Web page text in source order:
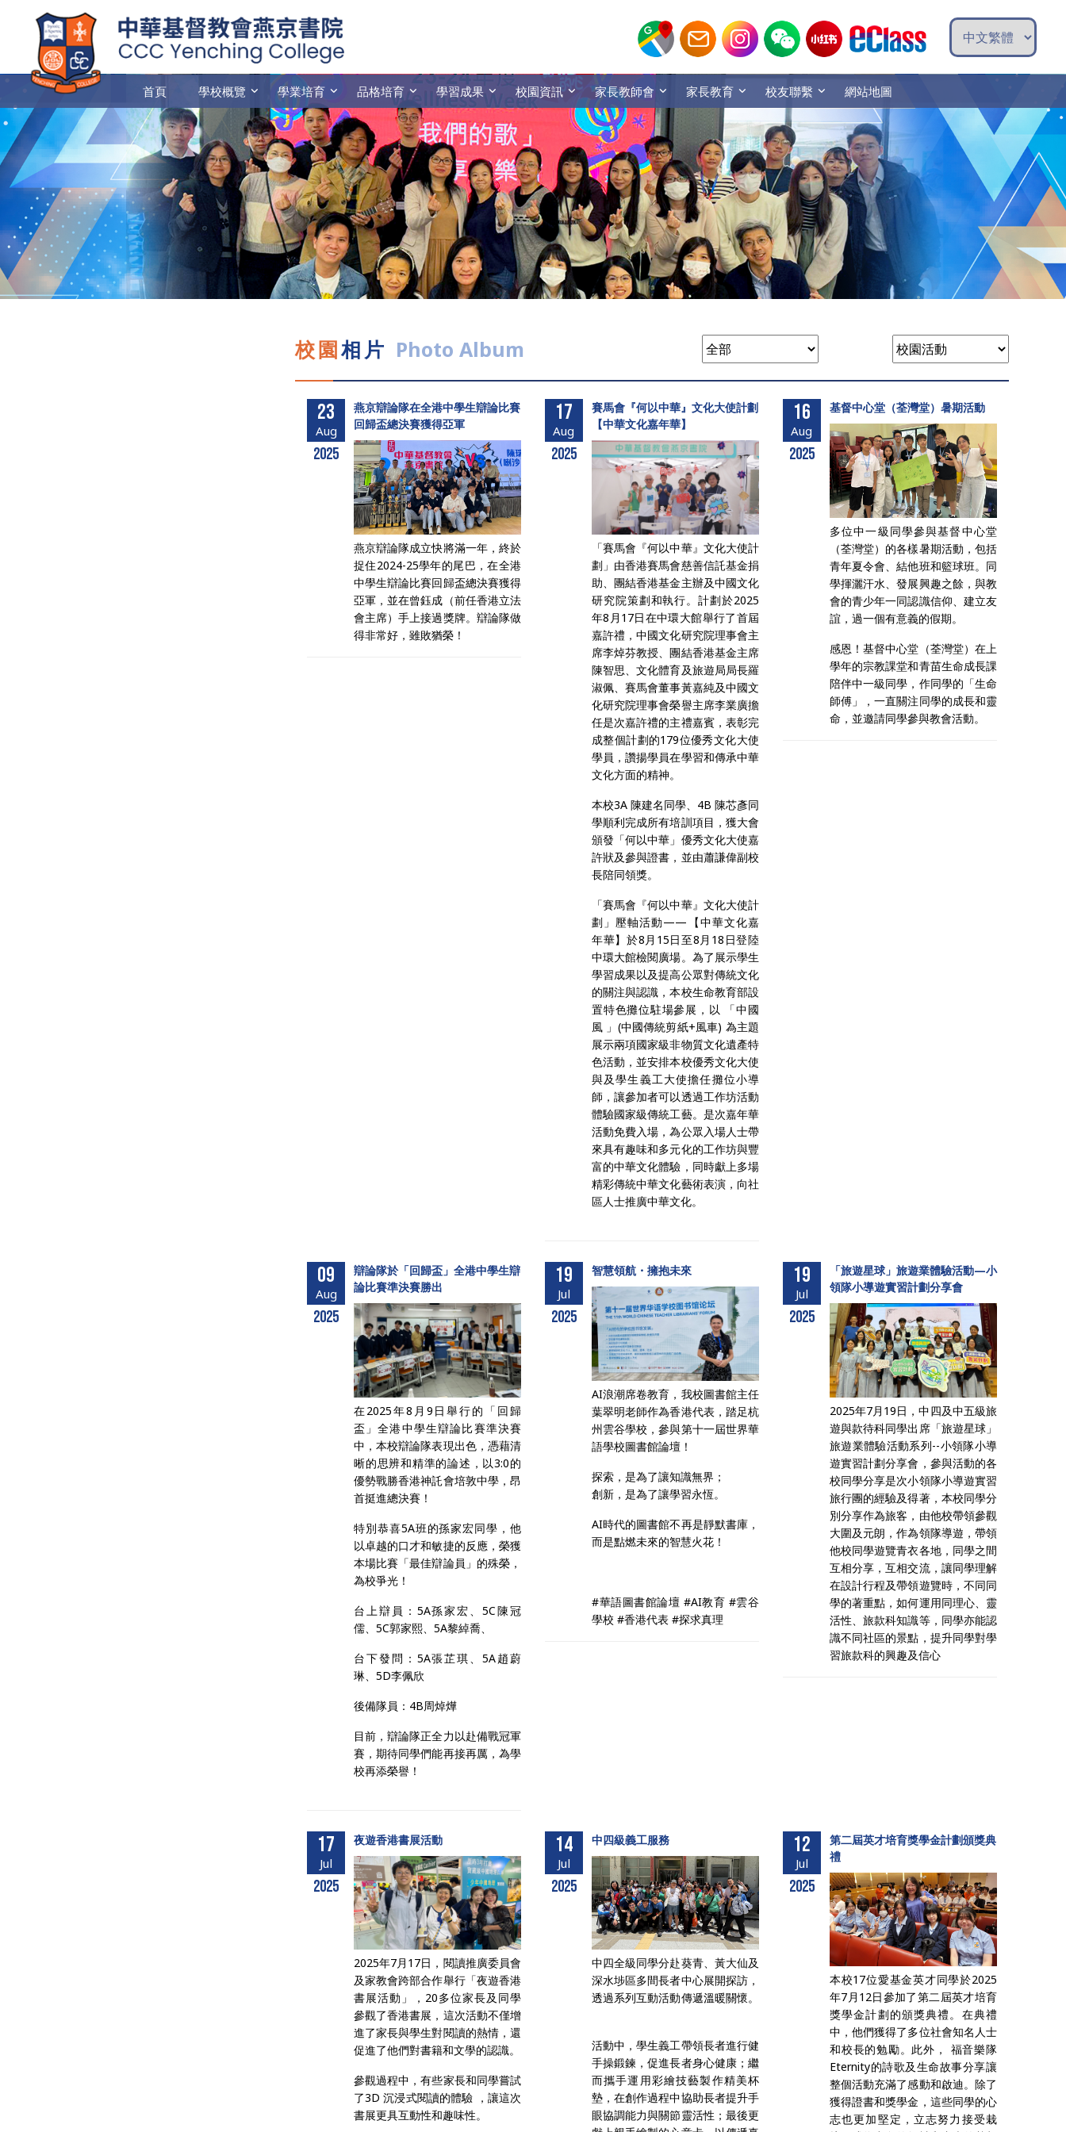
首頁 學校概覽 學業培育 品格培育 學習成果 校園資訊 家長教師會 家長教育 校友聯繫 網站地圖
校園相片 Photo Album
23
Aug
2025
燕京辯論隊在全港中學生辯論比賽
回歸盃總決賽獲得亞軍
燕京辯論隊成立快將滿一年，終於
捉住2024-25學年的尾巴，在全港
中學生辯論比賽回歸盃總決賽獲得
亞軍，並在曾鈺成（前任香港立法
會主席）手上接過獎牌。辯論隊做
得非常好，雖敗猶榮！
17
Aug
2025
賽馬會『何以中華』文化大使計劃
【中華文化嘉年華】
「賽馬會『何以中華』文化大使計
劃」由香港賽馬會慈善信託基金捐
助、團結香港基金主辦及中國文化
研究院策劃和執行。計劃於2025
年8月17日在中環大館舉行了首屆
嘉許禮，中國文化研究院理事會主
席李焯芬教授、團結香港基金主席
陳智思、文化體育及旅遊局局長羅
淑佩、賽馬會董事黃嘉純及中國文
化研究院理事會榮譽主席李業廣擔
任是次嘉許禮的主禮嘉賓，表彰完
成整個計劃的179位優秀文化大使
學員，讚揚學員在學習和傳承中華
文化方面的精神。
本校3A 陳建名同學、4B 陳芯彥同
學順利完成所有培訓項目，獲大會
頒發「何以中華」優秀文化大使嘉
許狀及參與證書，並由蕭謙偉副校
長陪同領獎。
「賽馬會『何以中華』文化大使計
劃」壓軸活動——【中華文化嘉
年華】於8月15日至8月18日登陸
中環大館檢閱廣場。為了展示學生
學習成果以及提高公眾對傳統文化
的關注與認識，本校生命教育部設
置特色攤位駐場參展，以 「中國
風 」(中國傳統剪紙+風車) 為主題
展示兩項國家級非物質文化遺產特
色活動，並安排本校優秀文化大使
與及學生義工大使擔任攤位小導
師，讓參加者可以透過工作坊活動
體驗國家級傳統工藝。是次嘉年華
活動免費入場，為公眾入場人士帶
來具有趣味和多元化的工作坊與豐
富的中華文化體驗，同時獻上多場
精彩傳統中華文化藝術表演，向社
區人士推廣中華文化。
16
Aug
2025
基督中心堂（荃灣堂）暑期活動
多位中一級同學參與基督中心堂
（荃灣堂）的各樣暑期活動，包括
青年夏令會、結他班和籃球班。同
學揮灑汗水、發展興趣之餘，與教
會的青少年一同認識信仰、建立友
誼，過一個有意義的假期。
感恩！基督中心堂（荃灣堂）在上
學年的宗教課堂和青苗生命成長課
陪伴中一級同學，作同學的「生命
師傅」，一直關注同學的成長和靈
命，並邀請同學參與教會活動。
09
Aug
2025
辯論隊於「回歸盃」全港中學生辯
論比賽準決賽勝出
在2025年8月9日舉行的「回歸
盃」全港中學生辯論比賽準決賽
中，本校辯論隊表現出色，憑藉清
晰的思辨和精準的論述，以3:0的
優勢戰勝香港神託會培敦中學，昂
首挺進總決賽！
特別恭喜5A班的孫家宏同學，他
以卓越的口才和敏捷的反應，榮獲
本場比賽「最佳辯論員」的殊榮，
為校爭光！
台上辯員：5A孫家宏、5C陳冠
儒、5C郭家熙、5A黎綽喬、
台下發問：5A張芷琪、5A趙蔚
琳、5D李佩欣
後備隊員：4B周焯燁
目前，辯論隊正全力以赴備戰冠軍
賽，期待同學們能再接再厲，為學
校再添榮譽！
19
Jul
2025
智慧領航・擁抱未來
AI浪潮席卷教育，我校圖書館主任
葉翠明老師作為香港代表，踏足杭
州雲谷學校，參與第十一屆世界華
語學校圖書館論壇！
探索，是為了讓知識無界；
創新，是為了讓學習永恆。
AI時代的圖書館不再是靜默書庫，
而是點燃未來的智慧火花！
#華語圖書館論壇 #AI教育 #雲谷
學校 #香港代表 #探求真理
19
Jul
2025
「旅遊星球」旅遊業體驗活動—小
領隊小導遊實習計劃分享會
2025年7月19日，中四及中五級旅
遊與款待科同學出席「旅遊星球」
旅遊業體驗活動系列--小領隊小導
遊實習計劃分享會，參與活動的各
校同學分享是次小領隊小導遊實習
旅行團的經驗及得著，本校同學分
別分享作為旅客，由他校帶領參觀
大圍及元朗，作為領隊導遊，帶領
他校同學遊覽青衣各地，同學之間
互相分享，互相交流，讓同學理解
在設計行程及帶領遊覽時，不同同
學的著重點，如何運用同理心、靈
活性、旅款科知識等，同學亦能認
識不同社區的景點，提升同學對學
習旅款科的興趣及信心
17
Jul
2025
夜遊香港書展活動
2025年7月17日，閱讀推廣委員會
及家教會跨部合作舉行「夜遊香港
書展活動」，20多位家長及同學
參觀了香港書展，這次活動不僅增
進了家長與學生對閱讀的熱情，還
促進了他們對書籍和文學的認識。
參觀過程中，有些家長和同學嘗試
了3D 沉浸式閱讀的體驗 ，讓這次
書展更具互動性和趣味性。
14
Jul
2025
中四級義工服務
中四全級同學分赴葵青、黃大仙及
深水埗區多間長者中心展開探訪，
透過系列互動活動傳遞溫暖關懷。
活動中，學生義工帶領長者進行健
手操鍛鍊，促進長者身心健康；繼
而攜手運用彩繪技藝製作精美杯
墊，在創作過程中協助長者提升手
眼協調能力與關節靈活性；最後更
12
Jul
2025
第二屆英才培育獎學金計劃頒獎典
禮
本校17位愛基金英才同學於2025
年7月12日參加了第二屆英才培育
獎學金計劃的頒獎典禮。在典禮
中，他們獲得了多位社會知名人士
和校長的勉勵。此外， 福音樂隊
Eternity的詩歌及生命故事分享讓
整個活動充滿了感動和啟迪。除了
獲得證書和獎學金，這些同學的心
志也更加堅定，立志努力接受栽